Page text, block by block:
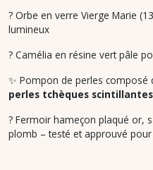
? Orbe en verre Vierge Marie
lumineux
? Camélia en résine vert pâle
✨ Pompon de perles composé
perles tchèques scintillantes
? Fermoir hameçon plaqué or,
plomb – testé et approuvé